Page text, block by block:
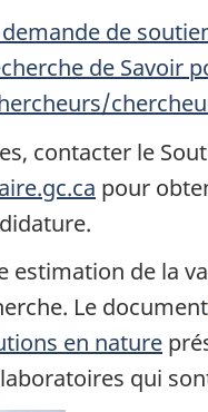
de
de Savoir
contacter le
pour
estimation de la
Le document
en nature
qui